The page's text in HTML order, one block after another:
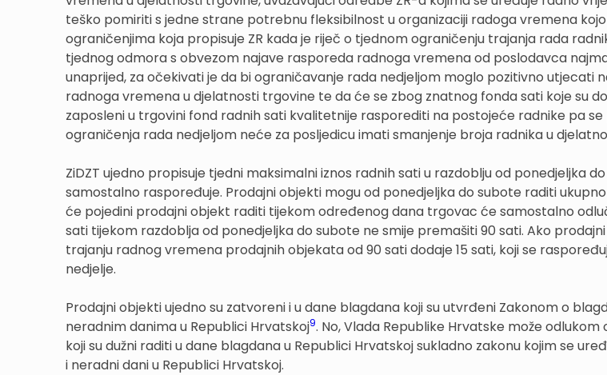
teško pomiriti s jedne strane potrebnu fleksibilnost u organizaciji radoga vremena
ograničenjima koja propisuje ZR kada je riječ o tjednom ograničenju trajanja rada
tjednog odmora s obvezom najave rasporeda radnoga vremena od poslodavca
unaprijed, za očekivati je da bi ograničavanje rada nedjeljom moglo pozitivno utjecati
radnoga vremena u djelatnosti trgovine te da će se zbog znatnog fonda sati koje su
zaposleni u trgovini fond radnih sati kvalitetnije rasporediti na postojeće radnike pa se
ograničenja rada nedjeljom neće za posljedicu imati smanjenje broja radnika u
ZiDZT ujedno propisuje tjedni maksimalni iznos radnih sati u razdoblju od ponedjeljka
samostalno raspoređuje. Prodajni objekti mogu od ponedjeljka do subote raditi
će pojedini prodajni objekt raditi tijekom određenog dana trgovac će samostalno
sati tijekom razdoblja od ponedjeljka do subote ne smije premašiti 90 sati. Ako
trajanju radnog vremena prodajnih objekata od 90 sati dodaje 15 sati, koji se
nedjelje.
Prodajni objekti ujedno su zatvoreni i u dane blagdana koji su utvrđeni Zakonom o
neradnim danima u Republici Hrvatskoj9. No, Vlada Republike Hrvatske može
koji su dužni raditi u dane blagdana u Republici Hrvatskoj sukladno zakonu kojim se
i neradni dani u Republici Hrvatskoj.